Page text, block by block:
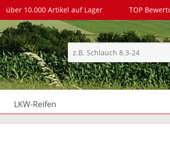
über 10.000 Artikel auf Lager TOP
LKW-Reifen